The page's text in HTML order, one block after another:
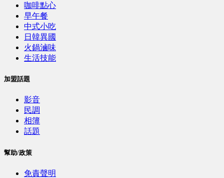
咖啡點心
早午餐
中式小吃
日韓異國
火鍋滷味
生活技能
加盟話題
影音
民調
相簿
話題
幫助/政策
免責聲明